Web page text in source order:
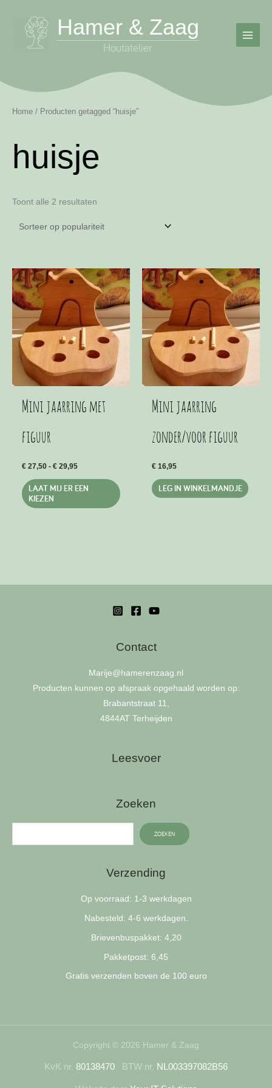
Hamer & Zaag
Home / Producten getagged “huisje”
huisje
Toont alle 2 resultaten
Mini jaarring met
figuur
€ 27,50 - € 29,95Prijsklasse:
tot
LAAT MIJ ER EEN
KIEZEN
product
worden
de
Mini jaarring
zonder/voor figuur
€ 16,95
LEG IN WINKELMANDJE
Contact
Marije@hamerenzaag.nl
Producten kunnen op afspraak opgehaald worden op:
Brabantstraat 11,
4844AT Terheijden
Leesvoer
Zoeken
ZOEKEN
Verzending
Op voorraad: 1-3 werkdagen
Nabesteld: 4-6 werkdagen.
Brievenbuspakket: 4,20
Pakketpost: 6,45
Gratis verzenden boven de 100 euro
Copyright © 2026 Hamer & Zaag
KvK nr. 80138470 BTW nr. NL003397082B56